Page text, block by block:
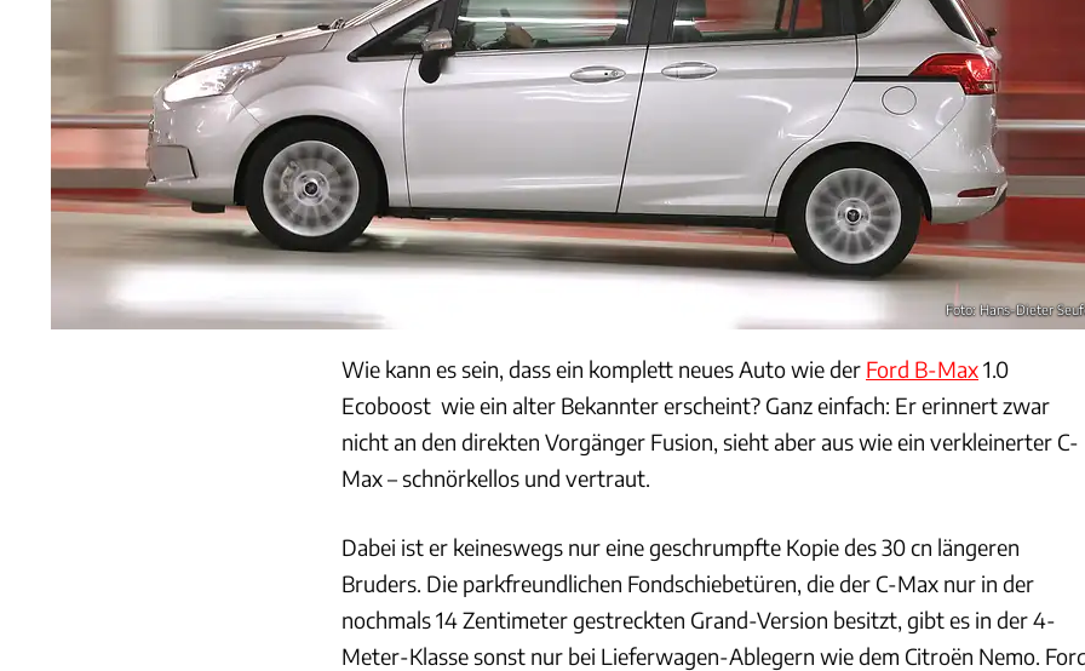
Foto: Hans-Dieter
Wie kann es sein, dass ein komplett neues Auto wie der Ford B-Max1.0
Ecoboost wie ein alter Bekannter erscheint? Ganz einfach: Er erinnert zwar
nicht an den direkten Vorgänger Fusion, sieht aber aus wie ein verkleinerter C-
Max – schnörkellos und vertraut.
Dabei ist er keineswegs nur eine geschrumpfte Kopie des 30 cn längeren
Bruders. Die parkfreundlichen Fondschiebetüren, die der C-Max nur in der
nochmals 14 Zentimeter gestreckten Grand-Version besitzt, gibt es in der 4-
Meter-Klasse sonst nur bei Lieferwagen-Ablegern wie dem Citroën Nemo.